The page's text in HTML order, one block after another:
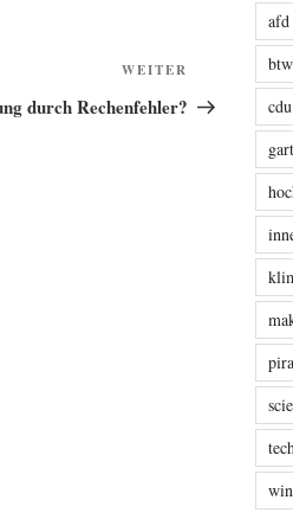
Beitrag
WEITER
durch Rechenfehler?
afd
cdu